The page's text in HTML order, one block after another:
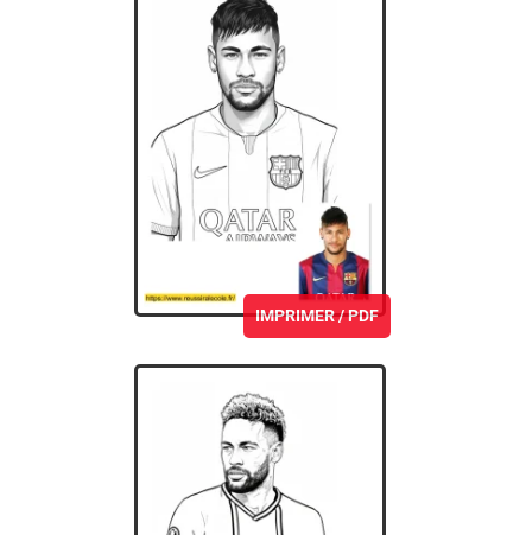
IMPRIMER / PDF